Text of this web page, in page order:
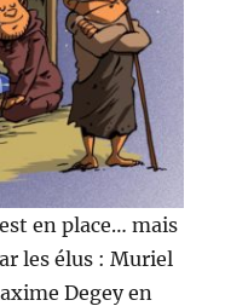
en place… mais
les élus : Muriel
Degey en